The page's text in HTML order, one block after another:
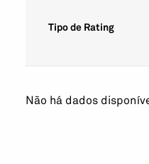
Tipo de Rating
Não há dados